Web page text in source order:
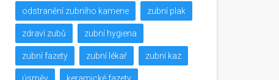
odstranění zubního kamene zubní plak
zdraví zubů zubní hygiena
zubní fazety zubní lékař zubní kaz